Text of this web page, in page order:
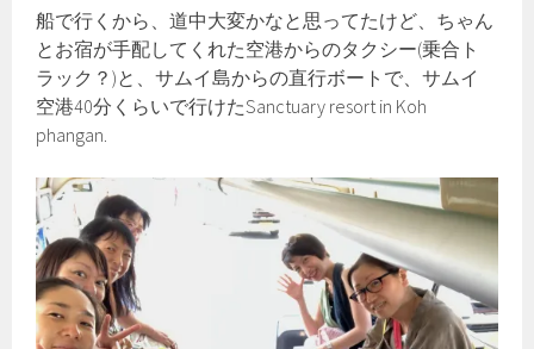
船で行くから、道中大変かなと思ってたけど、ちゃん
とお宿が手配してくれた空港からのタクシー(乗合ト
ラック？)と、サムイ島からの直行ボートで、サムイ
空港40分くらいで行けたSanctuary resort in Koh
phangan.